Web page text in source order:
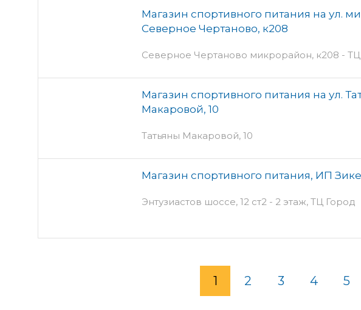
Магазин спортивного питания на ул.
Северное Чертаново, к208
Северное Чертаново микрорайон, к208 -
Магазин спортивного питания на ул.
Макаровой, 10
Татьяны Макаровой, 10
Магазин спортивного питания, ИП
Энтузиастов шоссе, 12 ст2 - 2 этаж, ТЦ Город
1 2 3 4 5